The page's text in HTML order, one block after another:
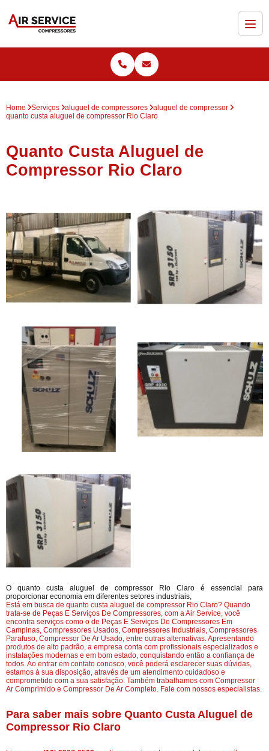
Home Serviços aluguel de compressores
aluguel de compressor
quanto custa aluguel de compressor Rio Claro
Quanto Custa Aluguel de
Compressor Rio Claro
O quanto custa aluguel de compressor Rio Claro é essencial para
proporcionar economia em diferentes setores industriais,
Está em busca de quanto custa aluguel de compressor Rio Claro? Quando
trata-se de Peças E Serviços De Compressores, com a Air Service, você
encontra serviços como o de Peças E Serviços De Compressores Em
Campinas, Compressores Usados, Compressores Industriais, Compressores
Parafuso, Compressor De Ar Usado, entre outras alternativas. Apresentando
produtos de alto padrão, a empresa conta com profissionais especializados e
instalações modernas e em bom estado, conquistando então a confiança de
todos. Ao entrar em contato conosco, você poderá esclarecer suas dúvidas,
estamos à sua disposição, através de um atendimento cuidadoso e
comprometido com a sua satisfação. Também trabalhamos com Compressor
Ar Comprimido e Compressor De Ar Completo. Fale com nossos especialistas.
Para saber mais sobre Quanto Custa Aluguel de
Compressor Rio Claro